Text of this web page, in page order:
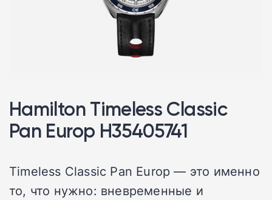
Hamilton Timeless Classic
Pan Europ H35405741
Timeless Classic Pan Europ — это именно
то, что нужно: вневременные и